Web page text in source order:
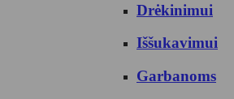
Drėkinimui
Iššukavimui
Garbanoms